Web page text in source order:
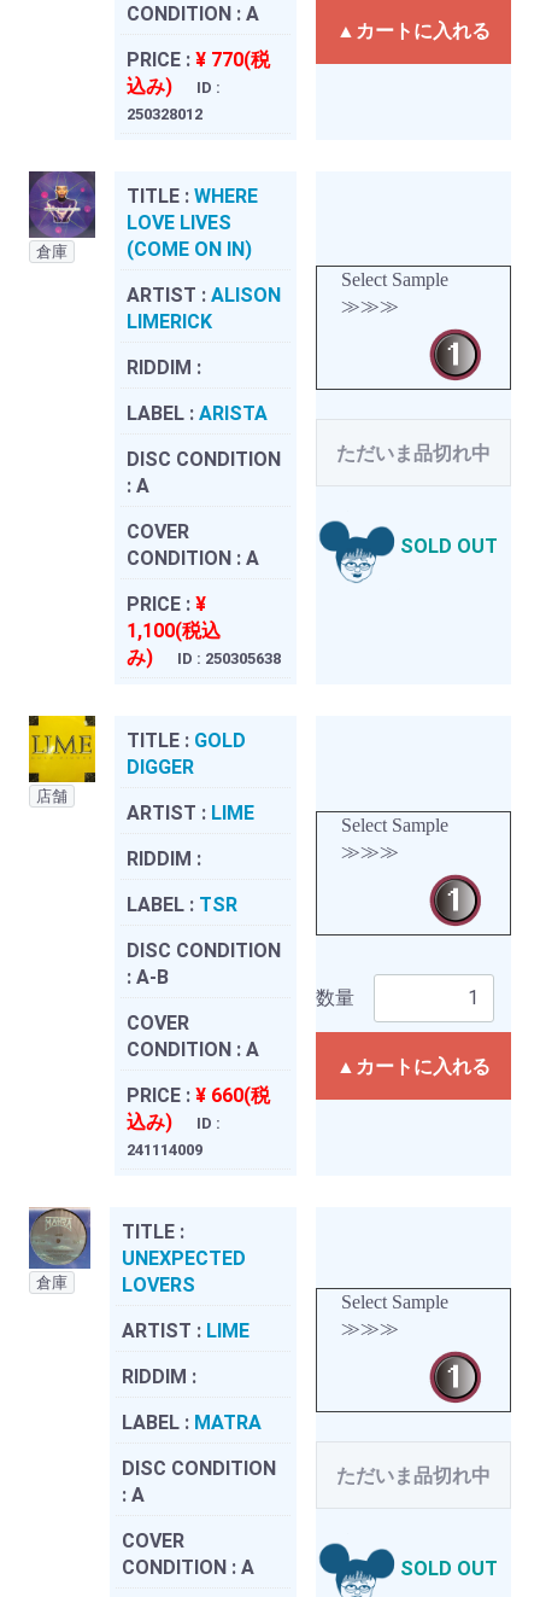
CONDITION : A
PRICE : ¥ 770(税
込み)
ID :
250328012
▲カートに入れる
倉庫
TITLE : WHERE
LOVE LIVES
(COME ON IN)
ARTIST : ALISON
LIMERICK
RIDDIM :
LABEL : ARISTA
DISC CONDITION
: A
COVER
CONDITION : A
PRICE : ¥
1,100(税込
み)
ID : 250305638
Select Sample
≫≫≫
ただいま品切れ中
SOLD OUT
店舗
TITLE : GOLD
DIGGER
ARTIST : LIME
RIDDIM :
LABEL : TSR
DISC CONDITION
: A-B
COVER
CONDITION : A
PRICE : ¥ 660(税
込み)
ID :
241114009
Select Sample
≫≫≫
数量
▲カートに入れる
倉庫
TITLE :
UNEXPECTED
LOVERS
ARTIST : LIME
RIDDIM :
LABEL : MATRA
DISC CONDITION
: A
COVER
CONDITION : A
Select Sample
≫≫≫
ただいま品切れ中
SOLD OUT